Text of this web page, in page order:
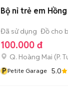
Bộ nỉ trẻ em
Đã sử dụng Đồ cho
100.000 đ
Q. Hoàng Mai (P.
P Petite Garage 5.0